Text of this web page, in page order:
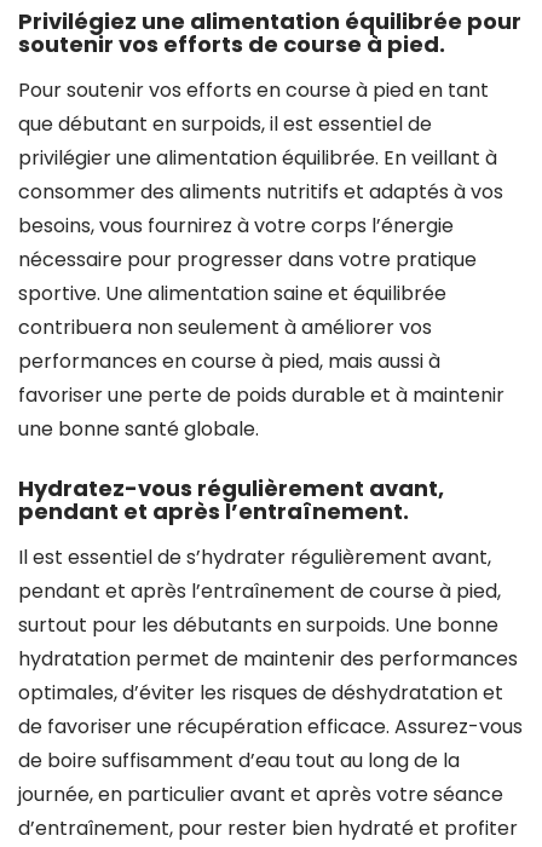
Privilégiez une alimentation équilibrée pour
soutenir vos efforts de course à pied.
Pour soutenir vos efforts en course à pied en tant
que débutant en surpoids, il est essentiel de
privilégier une alimentation équilibrée. En veillant à
consommer des aliments nutritifs et adaptés à vos
besoins, vous fournirez à votre corps l’énergie
nécessaire pour progresser dans votre pratique
sportive. Une alimentation saine et équilibrée
contribuera non seulement à améliorer vos
performances en course à pied, mais aussi à
favoriser une perte de poids durable et à maintenir
une bonne santé globale.
Hydratez-vous régulièrement avant,
pendant et après l’entraînement.
Il est essentiel de s’hydrater régulièrement avant,
pendant et après l’entraînement de course à pied,
surtout pour les débutants en surpoids. Une bonne
hydratation permet de maintenir des performances
optimales, d’éviter les risques de déshydratation et
de favoriser une récupération efficace. Assurez-vous
de boire suffisamment d’eau tout au long de la
journée, en particulier avant et après votre séance
d’entraînement, pour rester bien hydraté et profiter